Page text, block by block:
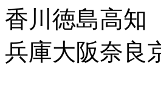
香川徳島高知
兵庫大阪奈良